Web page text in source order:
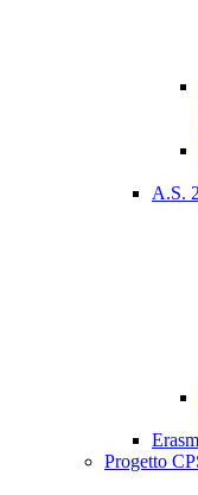
A.S.
Progetto